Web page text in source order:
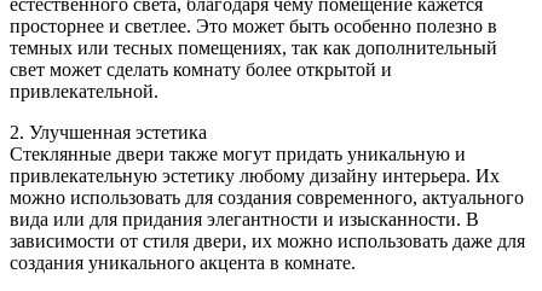
просторнее и светлее. Это может быть особенно полезно в
темных или тесных помещениях, так как дополнительный
свет может сделать комнату более открытой и
привлекательной.
2. Улучшенная эстетика
Стеклянные двери также могут придать уникальную и
привлекательную эстетику любому дизайну интерьера. Их
можно использовать для создания современного, актуального
вида или для придания элегантности и изысканности. В
зависимости от стиля двери, их можно использовать даже для
создания уникального акцента в комнате.